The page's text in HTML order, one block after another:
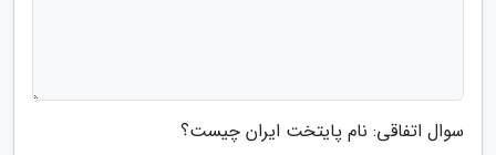
سوال اتفاقی: نام پایتخت ایران چیست؟